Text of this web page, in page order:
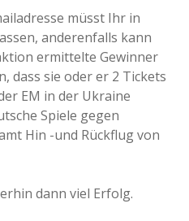
müsst Ihr in
anderenfalls kann
ermittelte Gewinner
dass sie oder er 2 Tickets
EM in der Ukraine
Spiele gegen
Hin -und Rückflug von
dann viel Erfolg.